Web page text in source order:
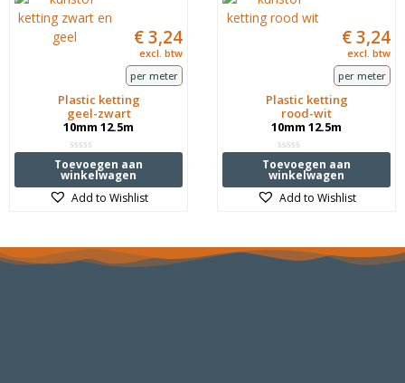
Plastic ketting
geel-zwart
10mm 12.5m
Waardering
0
uit
5
€3,24
excl. btw
per meter
Toevoegen aan
winkelwagen
Add to Wishlist
Plastic ketting
rood-wit
10mm 12.5m
Waardering
0
uit
5
€3,24
excl. btw
per meter
Toevoegen aan
winkelwagen
Add to Wishlist